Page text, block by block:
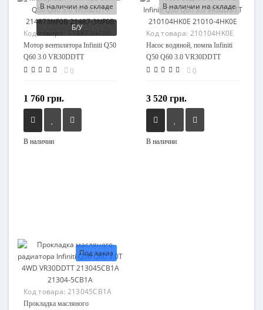
В наличии на складе
Б/У
Код товара: 214873NF0B
Мотор вентилятора Infiniti Q50
Q60 3.0 VR30DDTT
214873NF0B 21487-3NF0B
0
1 760 грн.
В наличии
В наличии на складе
Код товара: 210104HK0E
Насос водяной, помпа Infiniti
Q50 Q60 3.0 VR30DDTT
210104HK0E 21010-4HK0E
0
3 520 грн.
В наличии
Под заказ
Код товара: 213045CB1A
Прокладка масляного